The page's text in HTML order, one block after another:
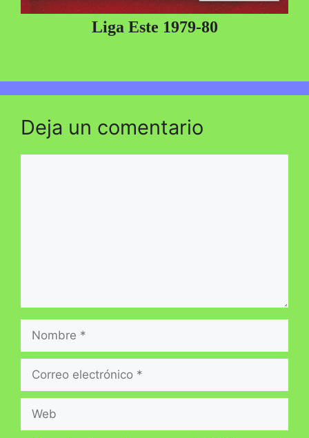
Liga Este 1979-80
Deja un comentario
Nombre
Correo
Web